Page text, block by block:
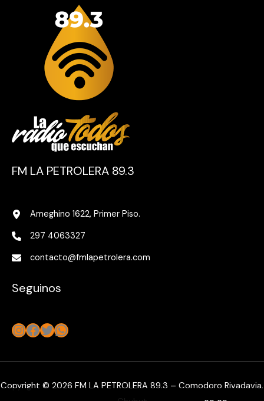
FM LA PETROLERA 89.3
Ameghino 1622, Primer Piso.
297 4063327
contacto@fmlapetrolera.com
Seguinos
Instagram
Facebook
Twitter
WhatsApp
Copyright © 2026 FM LA PETROLERA 89.3 – Comodoro Rivadavia,